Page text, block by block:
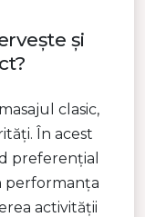
și
clasic,
În acest
preferențial
performanța
activității